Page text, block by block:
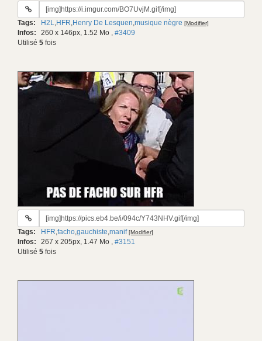
URL
gif:
Tags: H2L,HFR,Henry De Lesquen,musique nègre [Modifier]
Infos: 260 x 146px, 1.52 Mo , #3409
Utilisé 5 fois
URL
gif:
Tags: HFR,facho,gauchiste,manif [Modifier]
Infos: 267 x 205px, 1.47 Mo , #3151
Utilisé 5 fois